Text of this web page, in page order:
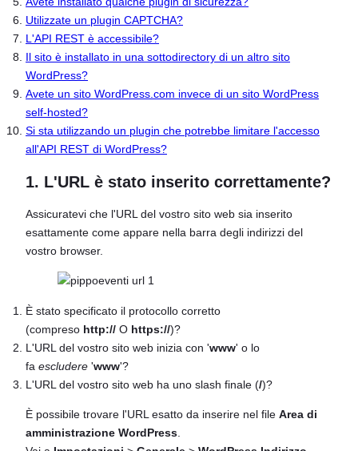
Utilizzate un plugin CAPTCHA?
L'API REST è accessibile?
Il sito è installato in una sottodirectory di un altro sito
WordPress?
Avete un sito WordPress.com invece di un sito WordPress
self-hosted?
Si sta utilizzando un plugin che potrebbe limitare l'accesso
all'API REST di WordPress?
1. L'URL è stato inserito correttamente?
Assicuratevi che l'URL del vostro sito web sia inserito
esattamente come appare nella barra degli indirizzi del
vostro browser.
È stato specificato il protocollo corretto
(compreso http:// O https://)?
L'URL del vostro sito web inizia con 'www' o lo
fa escludere 'www'?
L'URL del vostro sito web ha uno slash finale (/)?
È possibile trovare l'URL esatto da inserire nel file Area di
amministrazione WordPress.